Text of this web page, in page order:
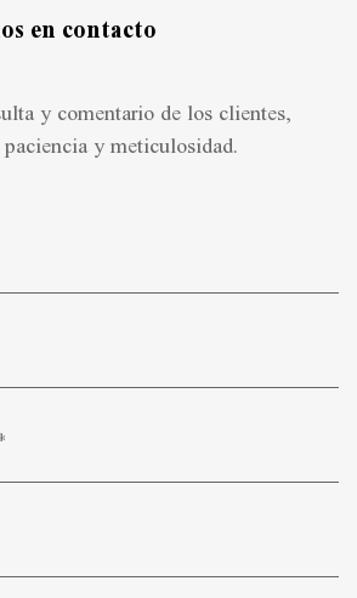
en contacto
y comentario de los clientes,
paciencia y meticulosidad.